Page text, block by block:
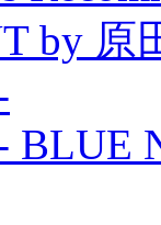
by 原
BLUE